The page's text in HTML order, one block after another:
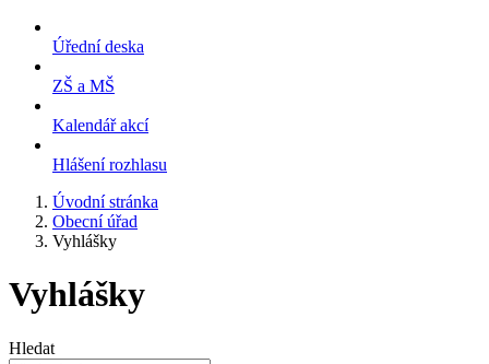
Úřední deska
ZŠ a MŠ
Kalendář akcí
Hlášení rozhlasu
Úvodní stránka
Obecní úřad
Vyhlášky
Vyhlášky
Hledat